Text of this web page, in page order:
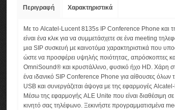
Περιγραφή Χαρακτηριστικά
Με το Alcatel-Lucent 8135s IP Conference Phone και
είναι ένα κλικ για να συμμετάσχετε σε ένα meeting
μια SIP συσκευή με καινοτόμα χαρακτηριστικά που
ώστε να προσφέρει υψηλής ποιότητας, απρόσκοπτες
OmniSound® και κρυστάλλινο, φυσικό ήχο HD. Χάρη
ένα ιδανικό SIP Conference Phone για αίθουσες όλων
USB και συνεργάζεται άψογα με της εφαρμογές
Μέσω της εφαρμογής ALE Unite που είναι διαθέσιμη σε
κινητό σας τηλέφωνο. Ξεκινήστε προγραμματισμένα